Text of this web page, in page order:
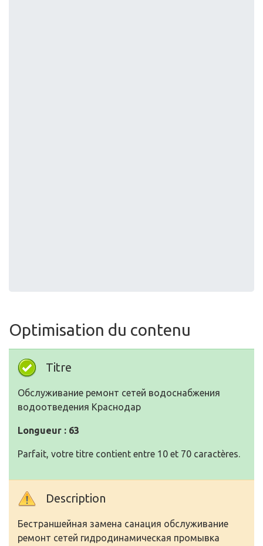
Optimisation du contenu
Titre
Обслуживание ремонт сетей водоснабжения
водоотведения Краснодар
Longueur : 63
Parfait, votre titre contient entre 10 et 70 caractères.
Description
Бестраншейная замена санация обслуживание
ремонт сетей гидродинамическая промывка